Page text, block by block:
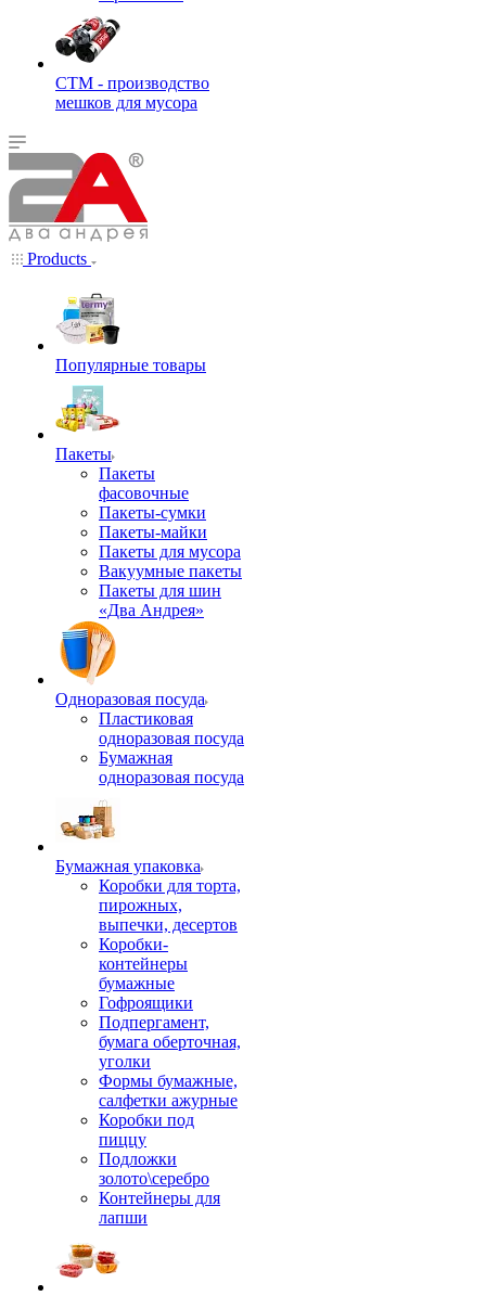
СТМ - производство
мешков для мусора
Products
Популярные товары
Пакеты
Пакеты
фасовочные
Пакеты-сумки
Пакеты-майки
Пакеты для мусора
Вакуумные пакеты
Пакеты для шин
«Два Андрея»
Одноразовая посуда
Пластиковая
одноразовая посуда
Бумажная
одноразовая посуда
Бумажная упаковка
Коробки для торта,
пирожных,
выпечки, десертов
Коробки-
контейнеры
бумажные
Гофроящики
Подпергамент,
бумага оберточная,
уголки
Формы бумажные,
салфетки ажурные
Коробки под
пиццу
Подложки
золото\серебро
Контейнеры для
лапши